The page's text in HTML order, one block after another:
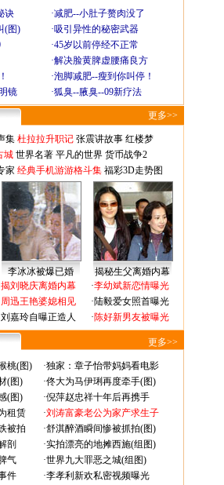
诀 ·减肥--小肚子赘肉没了
(图) ·吸引异性的秘密武器
·45岁以前停经不正常
·解决脸黄脾虚腰痛良方
·泡脚减肥--瘦到你叫停！
镜 ·狐臭--腋臭--09新疗法
更多>>
集 杜拉拉升职记 张震讲故事 红楼梦
城 世界名著 平凡的世界 货币战争2
家 经典手机游游格斗集 福彩3D走势图
李冰冰被爆已婚
揭秘生父离婚内幕
揭刘晓庆离婚内幕
周迅王艳婆媳相见
刘嘉玲自曝正造人
·李幼斌新恋情曝光
·陆毅爱女照首曝光
·陈好新男友被曝光
更多>>
桃(图) ·独家：章子怡带妈妈看电影
(图) ·佟大为马伊琍再度牵手(图)
(图) ·倪萍赵忠祥十年后再携手
租赁 ·刘涛富豪老公为家产求生子
被拍 ·舒淇醉酒瞬间惨被抓拍(图)
剖 ·实拍漂亮的地摊西施(组图)
气 ·世界九大罪恶之城(组图)
件 ·李孝利新欢私密视频曝光